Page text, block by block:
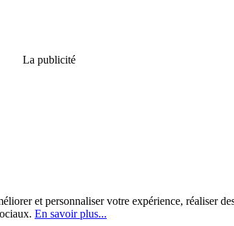
La publicité
et personnaliser votre expérience, réaliser
En savoir plus...